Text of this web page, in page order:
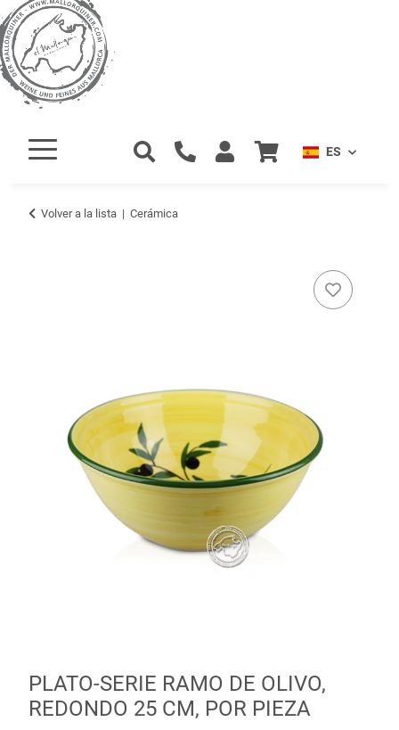
ES
Volver a la lista Cerámica
PLATO-SERIE RAMO DE OLIVO,
REDONDO 25 CM, POR PIEZA